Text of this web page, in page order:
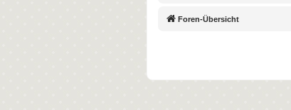
Foren-Übersicht